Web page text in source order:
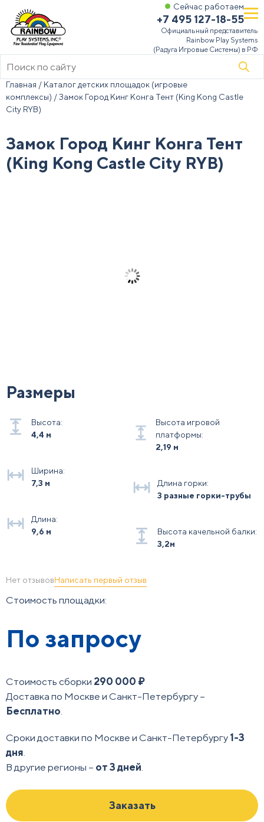
Сейчас работаем
+7 495 127-18-55
Официальный представитель
Rainbow Play Systems
(Радуга Игровые Системы) в РФ
Поиск
товаров
Главная / Каталог детских площадок (игровые
комплексы) / Замок Город Кинг Конга Тент (King Kong Castle
City RYB)
Замок Город Кинг Конга Тент
(King Kong Castle City RYB)
Размеры
Высота:
4,4 м
Ширина:
7,3 м
Длина:
9,6 м
Высота игровой
платформы:
2,19 м
Длина горки:
3 разные горки-трубы
Высота качельной балки:
3,2м
Нет отзывовНаписать первый отзыв
Стоимость площадки:
По запросу
Стоимость сборки 290 000 ₽
Доставка по Москве и Санкт-Петербургу –
Бесплатно
Сроки доставки по Москве и Санкт-Петербургу 1-3
дня
В другие регионы – от 3 дней
Заказать